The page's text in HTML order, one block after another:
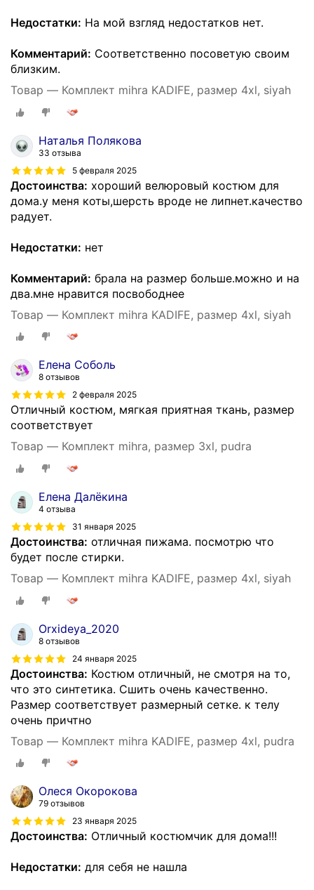
Недостатки: На мой взгляд недостатков нет.
Комментарий: Соответственно посоветую своим
близким.
Товар — Комплект mihra KADIFE, размер 4xl, siyah
Наталья Полякова
33 отзыва
5 февраля 2025
Достоинства: хороший велюровый костюм для
дома.у меня коты,шерсть вроде не липнет.качество
радует.
Недостатки: нет
Комментарий: брала на размер больше.можно и на
два.мне нравится посвободнее
Товар — Комплект mihra KADIFE, размер 4xl, siyah
Елена Соболь
8 отзывов
2 февраля 2025
Отличный костюм, мягкая приятная ткань, размер
соответствует
Товар — Комплект mihra, размер 3xl, pudra
Елена Далёкина
4 отзыва
31 января 2025
Достоинства: отличная пижама. посмотрю что
будет после стирки.
Товар — Комплект mihra KADIFE, размер 4xl, siyah
Orxideya_2020
8 отзывов
24 января 2025
Достоинства: Костюм отличный, не смотря на то,
что это синтетика. Сшить очень качественно.
Размер соответствует размерный сетке. к телу
очень причтно
Товар — Комплект mihra KADIFE, размер 4xl, pudra
Олеся Окорокова
79 отзывов
23 января 2025
Достоинства: Отличный костюмчик для дома!!!
Недостатки: для себя не нашла